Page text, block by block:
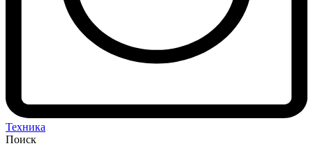
Техника
Поиск